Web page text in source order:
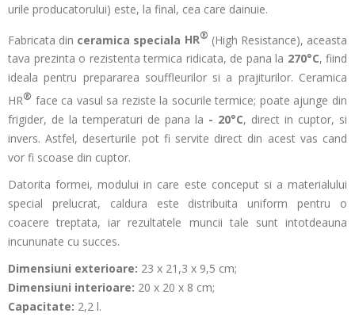
urile producatorului) este, la final, cea care dainuie.
Fabricata din ceramica speciala HR® (High Resistance), aceasta
tava prezinta o rezistenta termica ridicata, de pana la 270°C, fiind
ideala pentru prepararea souffleurilor si a prajiturilor. Ceramica
HR® face ca vasul sa reziste la socurile termice; poate ajunge din
frigider, de la temperaturi de pana la - 20°C, direct in cuptor, si
invers. Astfel, deserturile pot fi servite direct din acest vas cand
vor fi scoase din cuptor.
Datorita formei, modului in care este conceput si a materialului
special prelucrat, caldura este distribuita uniform pentru o
coacere treptata, iar rezultatele muncii tale sunt intotdeauna
incununate cu succes.
Dimensiuni exterioare: 23 x 21,3 x 9,5 cm;
Dimensiuni interioare: 20 x 20 x 8 cm;
Capacitate: 2,2 l.